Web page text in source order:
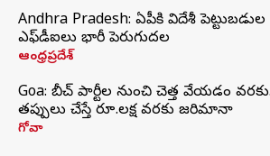
Andhra Pradesh: ఏపీకి విదేశీ
ఎఫ్‌డీఐలు భారీ పెరుగుదల
ఆంధ్రప్రదేశ్
Goa: బీచ్ పార్టీల నుంచి చెత్త వేయడం
తప్పులు చేస్తే రూ.లక్ష వరకు జరిమానా
గోవా